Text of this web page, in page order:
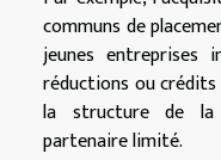
communs de
jeunes entreprises
réductions ou
la structure de la
partenaire limité.